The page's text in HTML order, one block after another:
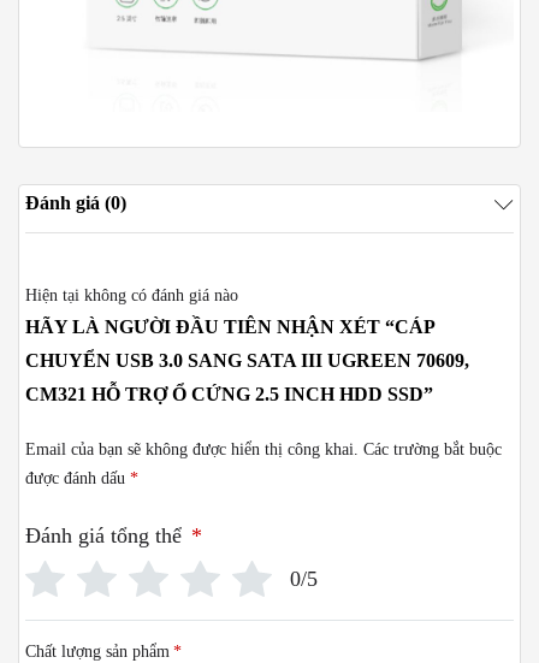
Đánh giá (0)
Hiện tại không có đánh giá nào
HÃY LÀ NGƯỜI ĐẦU TIÊN NHẬN XÉT “CÁP
CHUYỂN USB 3.0 SANG SATA III UGREEN 70609,
CM321 HỖ TRỢ Ổ CỨNG 2.5 INCH HDD SSD”
Email của bạn sẽ không được hiển thị công khai. Các trường bắt buộc
được đánh dấu *
Đánh giá tổng thể *
0/5
Chất lượng sản phẩm *